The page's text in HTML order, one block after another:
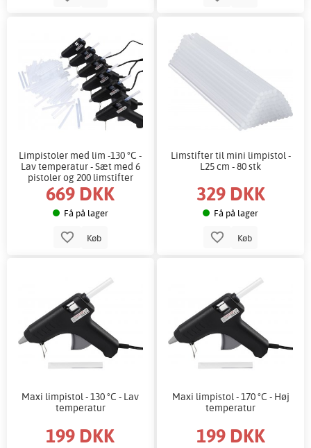
Limpistoler med lim -130 °C -
Lav temperatur - Sæt med 6
pistoler og 200 limstifter
669 DKK
Få på lager
Køb
Limstifter til mini limpistol -
L25 cm - 80 stk
329 DKK
Få på lager
Køb
Maxi limpistol - 130 °C - Lav
temperatur
199 DKK
Maxi limpistol - 170 °C - Høj
temperatur
199 DKK